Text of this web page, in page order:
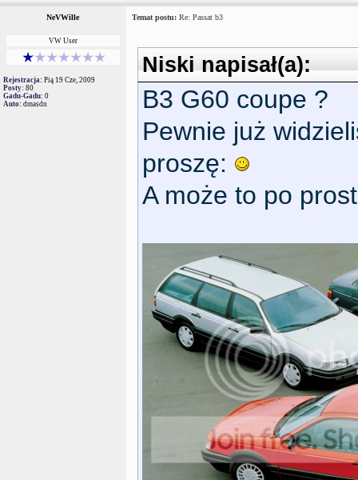
NeVWille Temat postu: Re: Passat b3
VW User
Rejestracja: Pią 19 Cze, 2009
Posty: 80
Gadu-Gadu: 0
Auto: dmasdn
Niski napisał(a):
B3 G60 coupe ?
Pewnie już
proszę:
A może to po